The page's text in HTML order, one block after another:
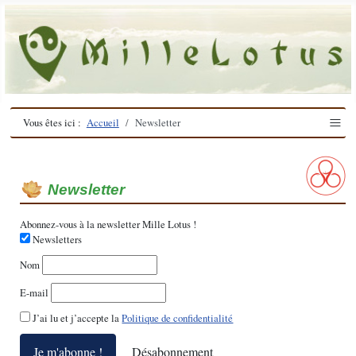
Vous êtes ici : Accueil Newsletter ≡
Newsletter
Abonnez-vous à la newsletter Mille Lotus !
Newsletters
Nom
E-mail
J’ai lu et j’accepte laPolitique de confidentialité
Je m'abonne ! Désabonnement